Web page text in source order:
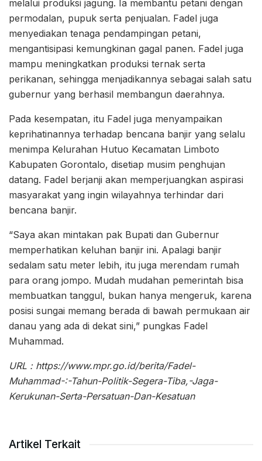
melalui produksi jagung. Ia membantu petani dengan
permodalan, pupuk serta penjualan. Fadel juga
menyediakan tenaga pendampingan petani,
mengantisipasi kemungkinan gagal panen. Fadel juga
mampu meningkatkan produksi ternak serta
perikanan, sehingga menjadikannya sebagai salah satu
gubernur yang berhasil membangun daerahnya.
Pada kesempatan, itu Fadel juga menyampaikan
keprihatinannya terhadap bencana banjir yang selalu
menimpa Kelurahan Hutuo Kecamatan Limboto
Kabupaten Gorontalo, disetiap musim penghujan
datang. Fadel berjanji akan memperjuangkan aspirasi
masyarakat yang ingin wilayahnya terhindar dari
bencana banjir.
“Saya akan mintakan pak Bupati dan Gubernur
memperhatikan keluhan banjir ini. Apalagi banjir
sedalam satu meter lebih, itu juga merendam rumah
para orang jompo. Mudah mudahan pemerintah bisa
membuatkan tanggul, bukan hanya mengeruk, karena
posisi sungai memang berada di bawah permukaan air
danau yang ada di dekat sini,” pungkas Fadel
Muhammad.
URL : https://www.mpr.go.id/berita/Fadel-
Muhammad-:-Tahun-Politik-Segera-Tiba,-Jaga-
Kerukunan-Serta-Persatuan-Dan-Kesatuan
Artikel Terkait